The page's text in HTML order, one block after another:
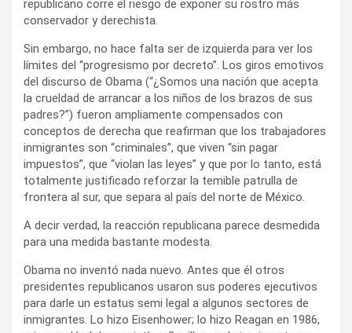
republicano corre el riesgo de exponer su rostro más
conservador y derechista.
Sin embargo, no hace falta ser de izquierda para ver los
límites del “progresismo por decreto”. Los giros emotivos
del discurso de Obama (“¿Somos una nación que acepta
la crueldad de arrancar a los niños de los brazos de sus
padres?”) fueron ampliamente compensados con
conceptos de derecha que reafirman que los trabajadores
inmigrantes son “criminales”, que viven “sin pagar
impuestos”, que “violan las leyes” y que por lo tanto, está
totalmente justificado reforzar la temible patrulla de
frontera al sur, que separa al país del norte de México.
A decir verdad, la reacción republicana parece desmedida
para una medida bastante modesta.
Obama no inventó nada nuevo. Antes que él otros
presidentes republicanos usaron sus poderes ejecutivos
para darle un estatus semi legal a algunos sectores de
inmigrantes. Lo hizo Eisenhower; lo hizo Reagan en 1986,